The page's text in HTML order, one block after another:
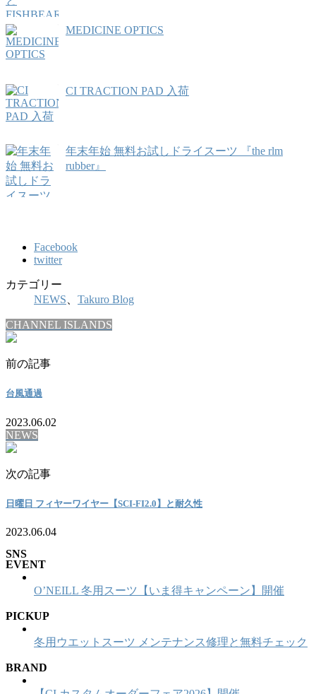
MEDICINE OPTICS
CI TRACTION PAD 入荷
年末年始 無料お試しドライスーツ 『the rlm
rubber』
Facebook
twitter
カテゴリー
NEWS
Takuro Blog
CHANNEL ISLANDS
前の記事
台風通過
2023.06.02
NEWS
次の記事
日曜日 フィヤーワイヤー【SCI-FI2.0】と耐久性
2023.06.04
SNS
EVENT
O’NEILL 冬用スーツ【いま得キャンペーン】開催
PICKUP
冬用ウエットスーツ メンテナンス修理と無料チェック
BRAND